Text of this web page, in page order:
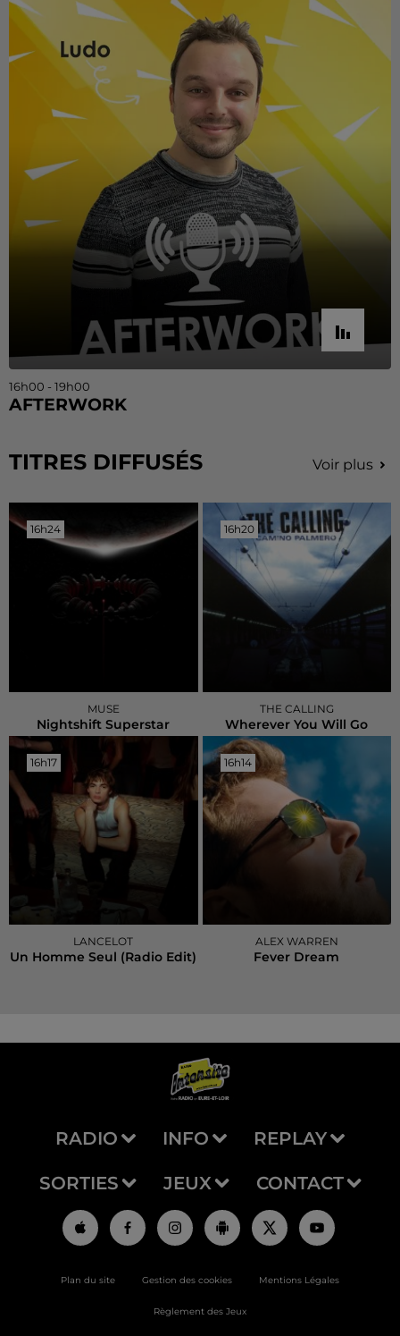
16h00 - 19h00
AFTERWORK
TITRES DIFFUSÉS Voir plus
16h24
16h24
MUSE
Nightshift Superstar
16h20
16h20
THE CALLING
Wherever You Will Go
16h17
16h17
LANCELOT
Un Homme Seul (radio Edit)
16h14
16h14
ALEX WARREN
Fever Dream
RADIO INFO REPLAY
SORTIES JEUX CONTACT
Plan du site Gestion des cookies Mentions Légales
Règlement des Jeux